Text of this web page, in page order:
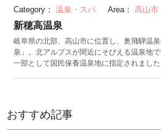
Category： 温泉・スパ Area： 高山市
新穂高温泉
岐阜県の北部、高山市に位置し、奥飛騨温
泉」。北アルプスが間近にそびえる温泉地
一部として国民保養温泉地に指定されまし
郷のマストスポットとして知られています
は、奥飛騨温泉郷の各所で開催される注目
おすすめ記事